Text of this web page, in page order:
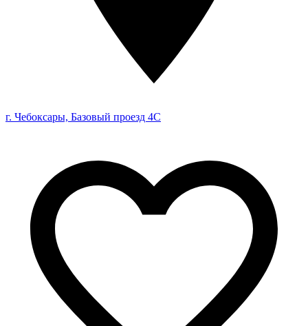
г. Чебоксары, Базовый проезд 4С